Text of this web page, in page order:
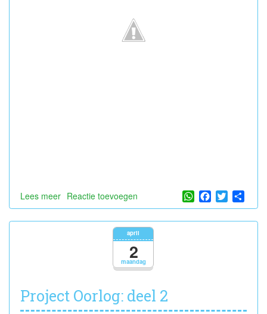
Lees meer over
creatieve
Indra
Reactie toevoegen WhatsApp
Facebook
Twitter
maandag
april
2
Project Oorlog: deel 2